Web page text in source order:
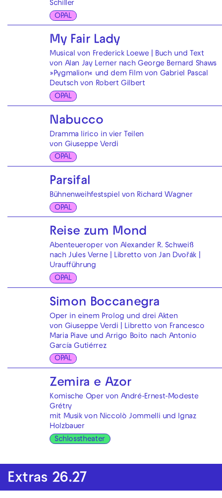
Schiller
OPAL
My Fair Lady
Musical von Frederick Loewe | Buch und Text
von Alan Jay Lerner nach George Bernard Shaws
»Pygmalion« und dem Film von Gabriel Pascal
Deutsch von Robert Gilbert
OPAL
Nabucco
Dramma lirico in vier Teilen
von Giuseppe Verdi
OPAL
Parsifal
Bühnenweihfestspiel von Richard Wagner
OPAL
Reise zum Mond
Abenteueroper von Alexander R. Schweiß
nach Jules Verne | Libretto von Jan Dvořák |
Uraufführung
OPAL
Simon Boccanegra
Oper in einem Prolog und drei Akten
von Giuseppe Verdi | Libretto von Francesco
Maria Piave und Arrigo Boito nach Antonio
García Gutiérrez
OPAL
Zemira e Azor
Komische Oper von André-Ernest-Modeste
Grétry
mit Musik von Niccolò Jommelli und Ignaz
Holzbauer
Schlosstheater
Extras 26.27